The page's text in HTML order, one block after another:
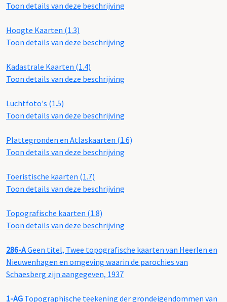
Toon details van deze beschrijving
Hoogte Kaarten (1.3)
Toon details van deze beschrijving
Kadastrale Kaarten (1.4)
Toon details van deze beschrijving
Luchtfoto's (1.5)
Toon details van deze beschrijving
Plattegronden en Atlaskaarten (1.6)
Toon details van deze beschrijving
Toeristische kaarten (1.7)
Toon details van deze beschrijving
Topografische kaarten (1.8)
Toon details van deze beschrijving
286-AGeen titel, Twee topografische kaarten van Heerlen en
Nieuwenhagen en omgeving waarin de parochies van
Schaesberg zijn aangegeven, 1937
1-AG Topographische teekening der grondeigendommen van